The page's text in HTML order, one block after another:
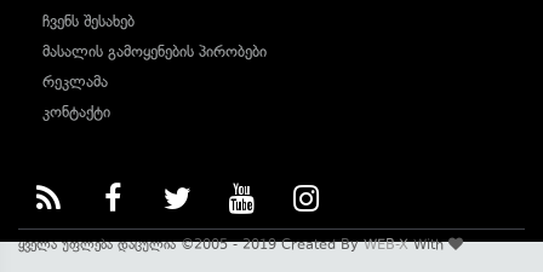
ჩვენს შესახებ
მასალის გამოყენების პირობები
რეკლამა
კონტაქტი
ყველა უფლება დაცულია ©2005 - 2019 Created ByWEB-XWith